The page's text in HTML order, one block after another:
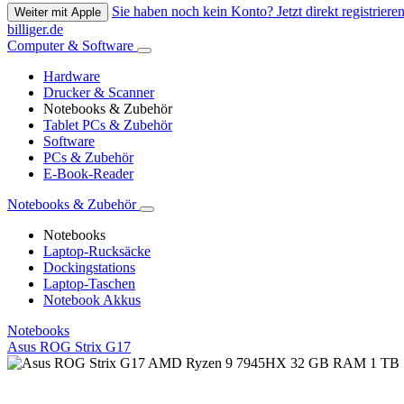
Weiter mit Apple
Sie haben noch kein Konto? Jetzt direkt
billiger.de
Computer & Software
Hardware
Drucker & Scanner
Notebooks & Zubehör
Tablet PCs & Zubehör
Software
PCs & Zubehör
E-Book-Reader
Notebooks & Zubehör
Notebooks
Laptop-Rucksäcke
Dockingstations
Laptop-Taschen
Notebook Akkus
Notebooks
Asus ROG Strix G17